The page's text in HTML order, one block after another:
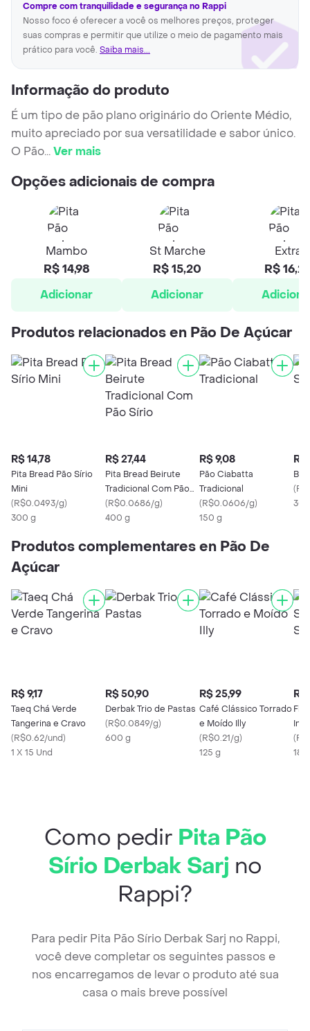
Compre com tranquilidade e segurança no Rappi
Nosso foco é oferecer a você os melhores preços, proteger
suas compras e permitir que utilize o meio de pagamento mais
prático para você. Saiba mais...
Informação do produto
É um tipo de pão plano originário do Oriente Médio,
muito apreciado por sua versatilidade e sabor único.
O Pão...Ver mais
Opções adicionais de compra
Mambo
R$ 14,98
Adicionar
St Marche
R$ 15,20
Adicionar
Extra
R$
Produtos relacionados en Pão De Açúcar
R$ 14,78
Pita Bread Pão Sírio
Mini
(R$0.0493/g)
300 g
R$ 27,44
Pita Bread Beirute
Tradicional Com Pão
Sírio
(R$0.0686/g)
400 g
R$ 9,08
Pão Ciabatta
Tradicional
(R$0.0606/g)
150 g
R$
(
Produtos complementares en Pão De
Açúcar
R$ 9,17
Taeq Chá Verde
Tangerina e Cravo
(R$0.62/und)
1 X 15 Und
R$ 50,90
Derbak Trio de Pastas
(R$0.0849/g)
600 g
R$ 25,99
Café Clássico Torrado
e Moído Illy
(R$0.21/g)
125 g
R$
(
Como pedir Pita Pão
Sírio Derbak Sarj no
Rappi?
Para pedir Pita Pão Sírio Derbak Sarj no Rappi,
você deve completar os seguintes passos e
nos encarregamos de levar o produto até sua
casa o mais breve possível